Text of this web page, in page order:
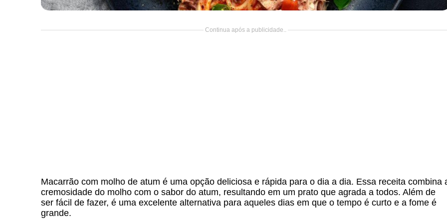
Continua após a publicidade..
Macarrão com molho de atum é uma opção deliciosa e rápida para o dia a dia. Essa receita combina
cremosidade do molho com o sabor do atum, resultando em um prato que agrada a todos. Além de
ser fácil de fazer, é uma excelente alternativa para aqueles dias em que o tempo é curto e a fome é
grande.